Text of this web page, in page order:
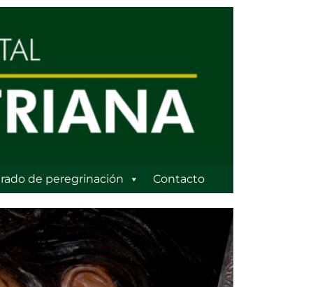
de peregrinación Contacto